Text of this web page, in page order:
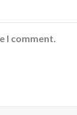
I comment.